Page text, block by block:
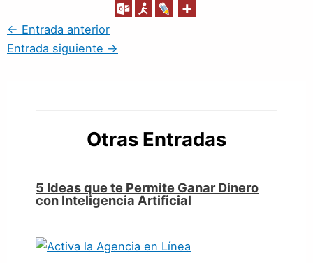
← Entrada anterior
Entrada siguiente →
Otras Entradas
5 Ideas que te Permite Ganar Dinero
con Inteligencia Artificial